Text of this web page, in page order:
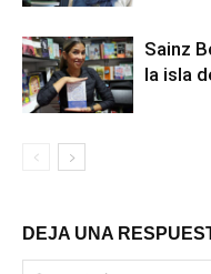
Sainz
la isla
DEJA UNA